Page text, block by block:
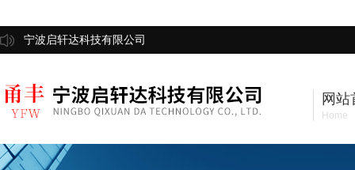
宁波启轩达科技有限公司
网站
Home